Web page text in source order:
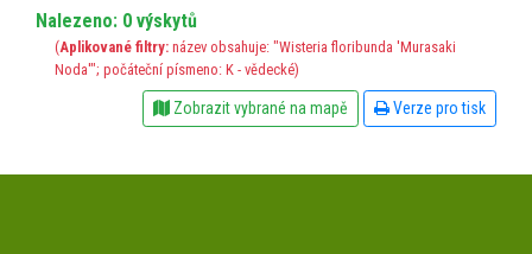
Nalezeno: 0 výskytů
(Aplikované filtry: název obsahuje: "Wisteria floribunda 'Murasaki
Noda'"; počáteční písmeno: K - vědecké)
Zobrazit vybrané na mapě Verze pro tisk